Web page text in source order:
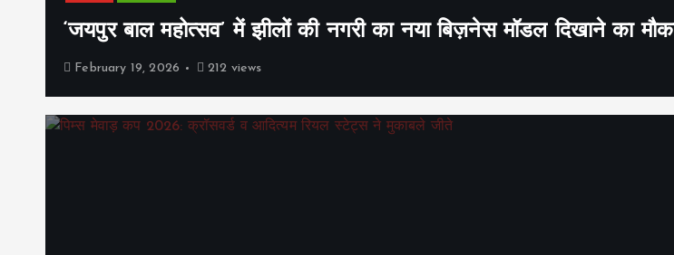
‘जयपुर बाल महोत्सव’ में झीलों की नगरी का नया बिज़नेस मॉडल दिखाने का
February 19, 2026 212 views